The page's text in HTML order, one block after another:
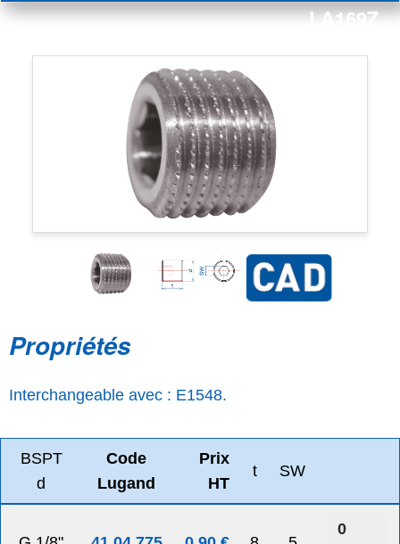
LA169Z
Propriétés
Interchangeable avec : E1548.
BSPT
d
Code
Lugand
Prix
HT
t SW